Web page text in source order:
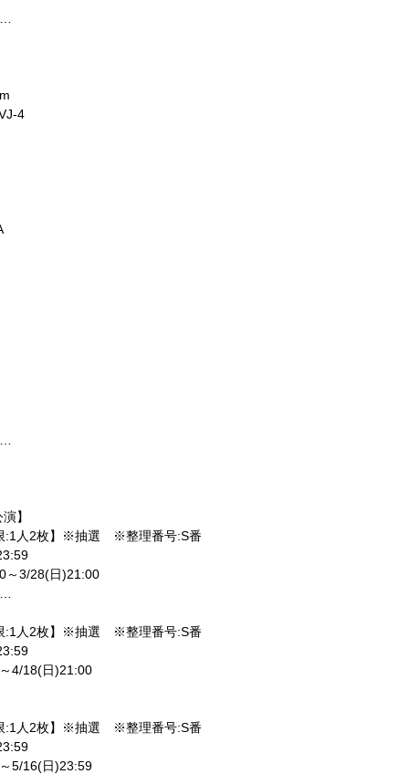
4
】
:1人2枚】※抽選 ※整理番号:S番
～3/28(日)21:00
:1人2枚】※抽選 ※整理番号:S番
4/18(日)21:00
:1人2枚】※抽選 ※整理番号:S番
5/16(日)23:59